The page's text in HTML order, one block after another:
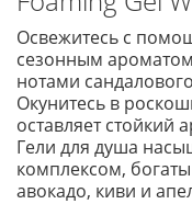
Освежитесь с
сезонным
нотами
Окунитесь в
оставляет стойкий
Гели для душа
комплексом,
авокадо, киви и